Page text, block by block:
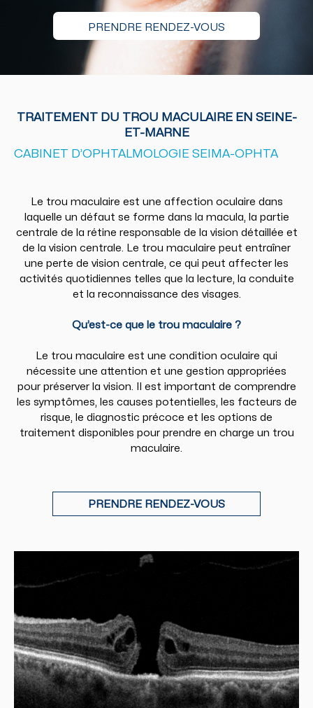
PRENDRE RENDEZ-VOUS
TRAITEMENT DU TROU MACULAIRE EN SEINE-
ET-MARNE
CABINET D’OPHTALMOLOGIE SEIMA-OPHTA
Le trou maculaire est une affection oculaire dans
laquelle un défaut se forme dans la macula, la partie
centrale de la rétine responsable de la vision détaillée et
de la vision centrale. Le trou maculaire peut entraîner
une perte de vision centrale, ce qui peut affecter les
activités quotidiennes telles que la lecture, la conduite
et la reconnaissance des visages.
Qu’est-ce que le trou maculaire ?
Le trou maculaire est une condition oculaire qui
nécessite une attention et une gestion appropriées
pour préserver la vision. Il est important de comprendre
les symptômes, les causes potentielles, les facteurs de
risque, le diagnostic précoce et les options de
traitement disponibles pour prendre en charge un trou
maculaire.
PRENDRE RENDEZ-VOUS